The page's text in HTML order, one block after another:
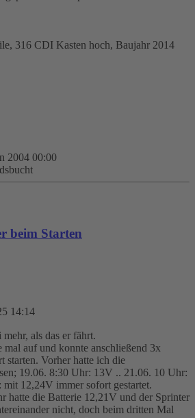
316 CDI Kasten hoch, Baujahr 2014
2004 00:00
beim Starten
14:14
als das er fährt.
mal auf und konnte anschließend 3x
starten. Vorher hatte ich die
19.06. 8:30 Uhr: 13V .. 21.06. 10 Uhr:
12,24V immer sofort gestartet.
hatte die Batterie 12,21V und der Sprinter
nicht, doch beim dritten Mal